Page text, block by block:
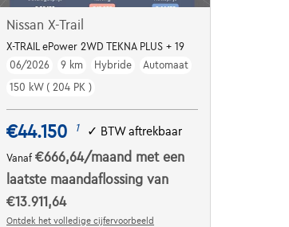
Nissan X-Trail
X-TRAIL ePower 2WD TEKNA PLUS + 19
06/2026
9 km Hybride
Automaat
150 kW ( 204 PK )
€44.150 1 ✓ BTW aftrekbaar
Vanaf€666,64/maand met een
laatste maandaflossing van
€13.911,64
Ontdek het volledige cijfervoorbeeld